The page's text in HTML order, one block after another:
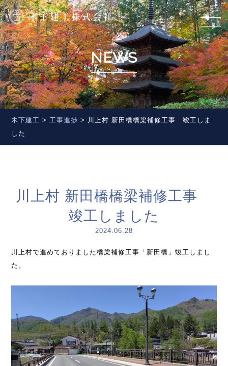
NEWS
木下建工 >工事進捗 > 川上村 新田橋橋梁補修工事 竣工しま
した
川上村 新田橋橋梁補修工事
竣工しました
2024.06.28
川上村で進めておりました橋梁補修工事「新田橋」竣工しまし
た。